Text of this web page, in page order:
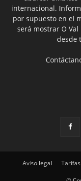
internacional.
por supuesto en el
será mostrar O Val
desde
Aviso legal